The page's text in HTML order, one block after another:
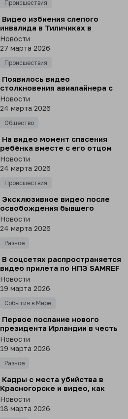
Происшествия
⁣ Видео избиения слепого
инвалида в Тиличиках в
Камчатском крае
Новости
27 марта 2026
Происшествия
⁣ Появилось видео
столкновения авиалайнера с
пожарной машиной в
аэропорту Нью-Йорка
Новости
24 марта 2026
Общество
⁣ На видео момент спасения
ребёнка вместе с его отцом
после авиаударов США и
Израиля по зданиям в
Тегеране
Новости
24 марта 2026
Происшествия
⁣ Эксклюзивное видео после
освобождения бывшего
заместителя главы
Росприроднадзора из колонии
Новости
24 марта 2026
Разное
⁣ В соцсетях распространяется
видео прилета по НПЗ SAMREF
в Саудовской Аравии
Новости
19 марта 2026
События в Мире
⁣ Первое послание нового
президента Ирландии в честь
Дня святого Патрика - и
скандал в соцсетях
Новости
19 марта 2026
Разное
⁣ Кадры с места убийства в
Красногорске и видео, как
стриптизёр выносит
расчленённое тело своей
девушки в чемоданах
Новости
18 марта 2026